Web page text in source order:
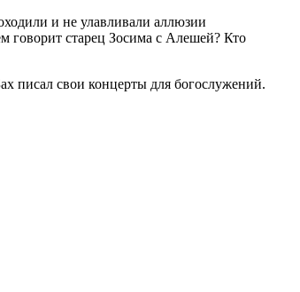
и не улавливали аллюзии
говорит старец Зосима с Алешей? Кто
писал свои концерты для богослужений.